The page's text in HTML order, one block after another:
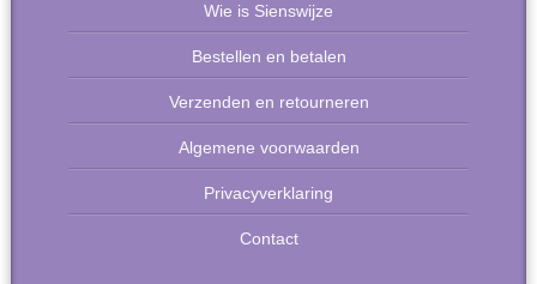
Wie is Sienswijze
Bestellen en betalen
Verzenden en retourneren
Algemene voorwaarden
Privacyverklaring
Contact